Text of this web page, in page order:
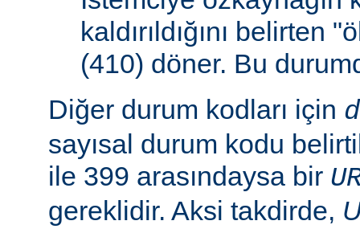
kaldırıldığını belirten
(410) döner. Bu
Diğer durum kodları için
sayısal durum kodu
ile 399 arasındaysa bir
gereklidir. Aksi takdirde,